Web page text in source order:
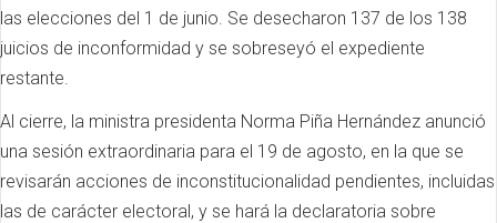
las elecciones del 1 de junio. Se desecharon 137 de los 138
juicios de inconformidad y se sobreseyó el expediente
restante.
Al cierre, la ministra presidenta Norma Piña Hernández anunció
una sesión extraordinaria para el 19 de agosto, en la que se
revisarán acciones de inconstitucionalidad pendientes, incluidas
las de carácter electoral, y se hará la declaratoria sobre